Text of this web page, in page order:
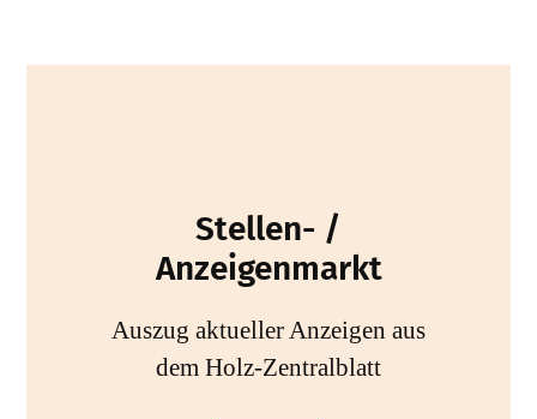
Stellen- /
Anzeigenmarkt
Auszug aktueller Anzeigen aus
dem Holz-Zentralblatt